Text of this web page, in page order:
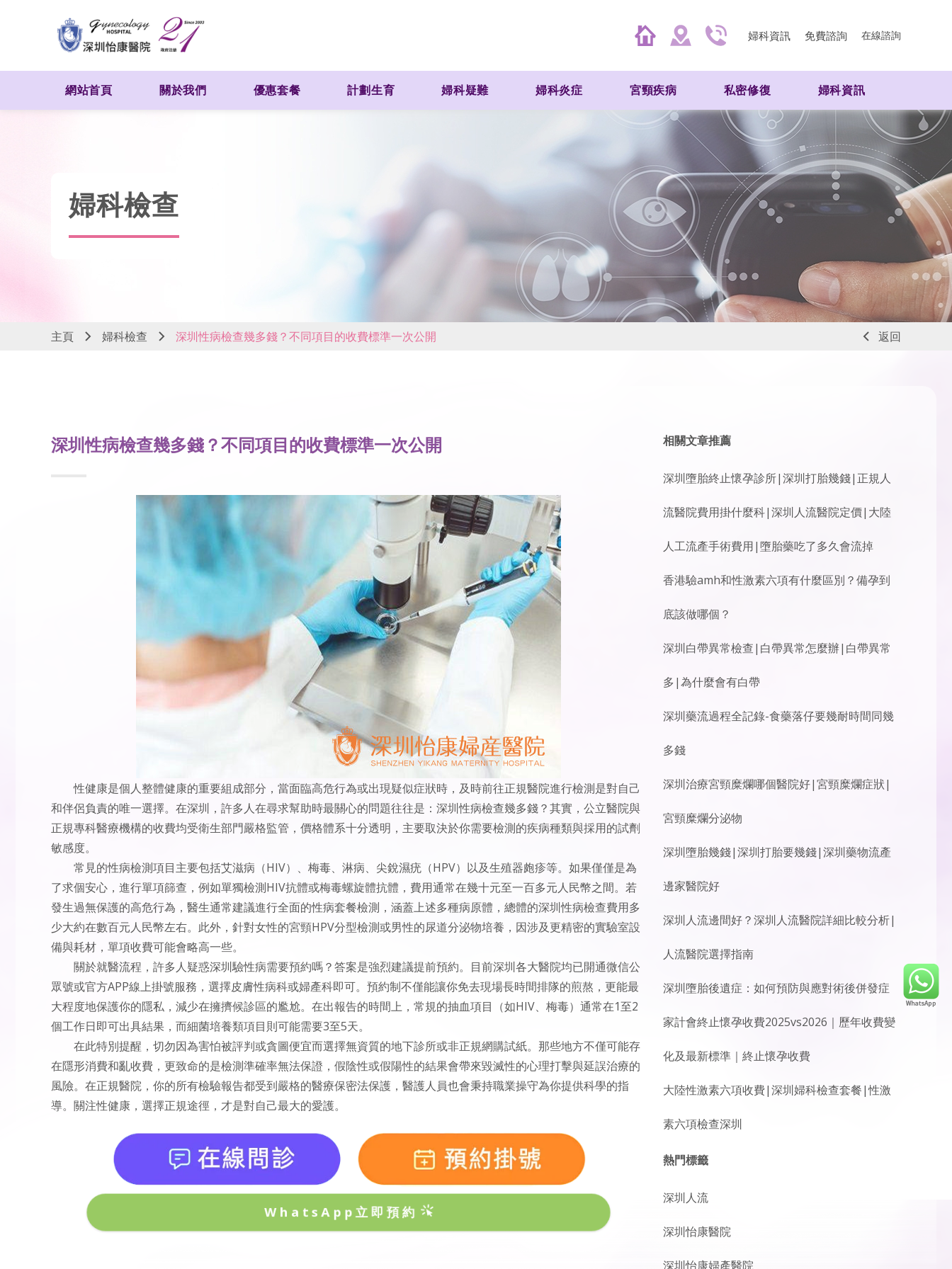
婦科資訊 免費諮詢 在線諮詢
網站首頁 關於我們 優惠套餐 計劃生育 婦科疑難 婦科炎症 宮頸疾病 私密修復 婦科資訊
婦科檢查
返回
主頁 婦科檢查 深圳性病檢查幾多錢？不同項目的收費標準一次公開
深圳性病檢查幾多錢？不同項目的收費標準一次公開
性健康是個人整體健康的重要組成部分，當面臨高危行為或出現疑似症狀時，及時前往正規醫院進行檢測是對自己
和伴侶負責的唯一選擇。在深圳，許多人在尋求幫助時最關心的問題往往是：深圳性病檢查幾多錢？其實，公立醫院與
正規專科醫療機構的收費均受衛生部門嚴格監管，價格體系十分透明，主要取決於你需要檢測的疾病種類與採用的試劑
敏感度。
常見的性病檢測項目主要包括艾滋病（HIV）、梅毒、淋病、尖銳濕疣（HPV）以及生殖器皰疹等。如果僅僅是為
了求個安心，進行單項篩查，例如單獨檢測HIV抗體或梅毒螺旋體抗體，費用通常在幾十元至一百多元人民幣之間。若
發生過無保護的高危行為，醫生通常建議進行全面的性病套餐檢測，涵蓋上述多種病原體，總體的深圳性病檢查費用多
少大約在數百元人民幣左右。此外，針對女性的宮頸HPV分型檢測或男性的尿道分泌物培養，因涉及更精密的實驗室設
備與耗材，單項收費可能會略高一些。
關於就醫流程，許多人疑惑深圳驗性病需要預約嗎？答案是強烈建議提前預約。目前深圳各大醫院均已開通微信公
眾號或官方APP線上掛號服務，選擇皮膚性病科或婦產科即可。預約制不僅能讓你免去現場長時間排隊的煎熬，更能最
大程度地保護你的隱私，減少在擁擠候診區的尷尬。在出報告的時間上，常規的抽血項目（如HIV、梅毒）通常在1至2
個工作日即可出具結果，而細菌培養類項目則可能需要3至5天。
在此特別提醒，切勿因為害怕被評判或貪圖便宜而選擇無資質的地下診所或非正規網購試紙。那些地方不僅可能存
在隱形消費和亂收費，更致命的是檢測準確率無法保證，假陰性或假陽性的結果會帶來毀滅性的心理打擊與延誤治療的
風險。在正規醫院，你的所有檢驗報告都受到嚴格的醫療保密法保護，醫護人員也會秉持職業操守為你提供科學的指
導。關注性健康，選擇正規途徑，才是對自己最大的愛護。
WhatsApp立即預約
相關文章推薦
深圳墮胎終止懷孕診所|深圳打胎幾錢|正規人
流醫院費用掛什麼科|深圳人流醫院定價|大陸
人工流產手術費用|墮胎藥吃了多久會流掉
香港驗amh和性激素六項有什麼區別？備孕到
底該做哪個？
深圳白帶異常檢查|白帶異常怎麼辦|白帶異常
多|為什麼會有白帶
深圳藥流過程全記錄-食藥落仔要幾耐時間同幾
多錢
深圳治療宮頸糜爛哪個醫院好|宮頸糜爛症狀|
宮頸糜爛分泌物
深圳墮胎幾錢|深圳打胎要幾錢|深圳藥物流產
邊家醫院好
深圳人流邊間好？深圳人流醫院詳細比較分析|
人流醫院選擇指南
深圳墮胎後遺症：如何預防與應對術後併發症
家計會終止懷孕收費2025vs2026｜歷年收費變
化及最新標準｜終止懷孕收費
大陸性激素六項收費|深圳婦科檢查套餐|性激
素六項檢查深圳
熱門標籤
深圳人流
深圳怡康醫院
深圳怡康婦產醫院